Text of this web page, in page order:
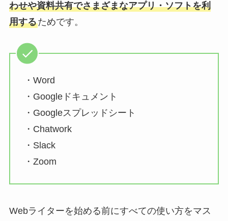
わせや資料共有でさまざまなアプリ・ソフトを利
用するためです。
・Word
・Googleドキュメント
・Googleスプレッドシート
・Chatwork
・Slack
・Zoom
Webライターを始める前にすべての使い方をマス